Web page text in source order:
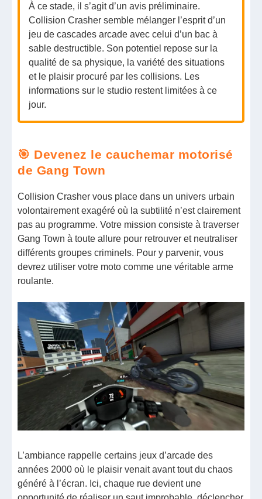
À ce stade, il s’agit d’un avis préliminaire.
Collision Crasher semble mélanger l’esprit d’un
jeu de cascades arcade avec celui d’un bac à
sable destructible. Son potentiel repose sur la
qualité de sa physique, la variété des situations
et le plaisir procuré par les collisions. Les
informations sur le studio restent limitées à ce
jour.
🎯 Devenez le cauchemar motorisé
de Gang Town
Collision Crasher vous place dans un univers urbain
volontairement exagéré où la subtilité n’est clairement
pas au programme. Votre mission consiste à traverser
Gang Town à toute allure pour retrouver et neutraliser
différents groupes criminels. Pour y parvenir, vous
devrez utiliser votre moto comme une véritable arme
roulante.
L’ambiance rappelle certains jeux d’arcade des
années 2000 où le plaisir venait avant tout du chaos
généré à l’écran. Ici, chaque rue devient une